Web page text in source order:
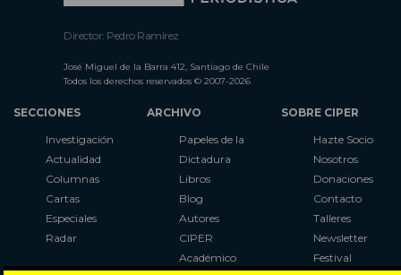
Director: Pedro Ramírez
José Miguel de la Barra 412, Santiago de Chile
Todos los derechos reservados © 2007-2026
SECCIONES
Investigación
Actualidad
Columnas
Cartas
Especiales
Radar
ARCHIVO
Papeles de la
Dictadura
Libros
Blog
Autores
CIPER
Académico
SOBRE CIPER
Hazte Socio
Nosotros
Donaciones
Contacto
Talleres
Newsletter
Festival